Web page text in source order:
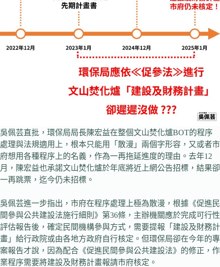
吳佩芸直批，環保局局長陳宏益在整個文山焚化爐BOT的程序
處理與法規適用上，根本只能用「散漫」兩個字形容，又或者市
府想用各種程序上的名義，作為一再拖延進度的理由。去年12
月，陳宏益也承諾文山焚化爐於年底將近上網公告招標，結果卻
一再跳票，迄今仍未招標。
吳佩芸進一步指出，市府在程序處理上極為散漫，根據《促進民
間參與公共建設法施行細則》第36條，主辦機關應於完成可行性
評估報告後，確定民間機構參與方式，需要提報「建設及財務計
畫」給行政院或由各地方政府自行核定。但環保局卻在今年的專
案報告才說，因為配合《促進民間參與公共建設法》的修正，作
業程序需要將建設及財務計畫報請市府核定。